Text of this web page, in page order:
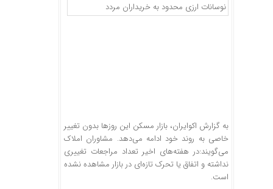
به گزارش اکوایران، بازار مسکن این روزها بدون تغییر
خاصی به روند خود ادامه می‌دهد. مشاوران املاک
می‌گویند:در هفته‌های اخیر تعداد مراجعات تغییری
نداشته و اتفاق یا تحرک تازه‌ای در بازار مشاهده نشده
است.